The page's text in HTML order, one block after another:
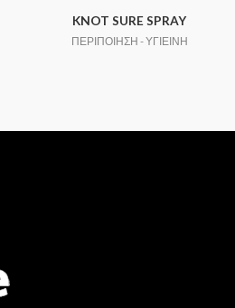
KNOT SURE SPRAY
ΠΕΡΙΠΟΙΗΣΗ - ΥΓΙΕΙΝΗ